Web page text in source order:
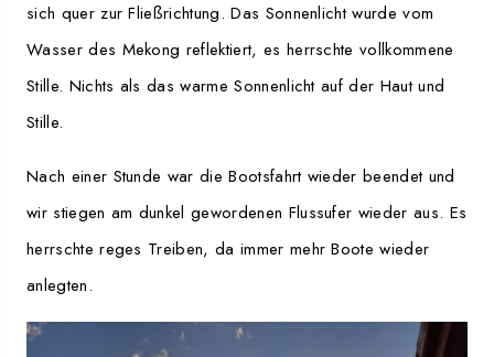
sich quer zur Fließrichtung. Das Sonnenlicht wurde vom
Wasser des Mekong reflektiert, es herrschte vollkommene
Stille. Nichts als das warme Sonnenlicht auf der Haut und
Stille.
Nach einer Stunde war die Bootsfahrt wieder beendet und
wir stiegen am dunkel gewordenen Flussufer wieder aus. Es
herrschte reges Treiben, da immer mehr Boote wieder
anlegten.